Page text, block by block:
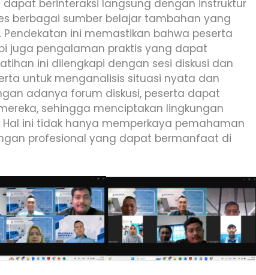
berinteraksi langsung dengan instruktur
berbagai sumber belajar tambahan yang
ini memastikan bahwa peserta
juga pengalaman praktis yang dapat
ini dilengkapi dengan sesi diskusi dan
untuk menganalisis situasi nyata dan
adanya forum diskusi, peserta dapat
sehingga menciptakan lingkungan
ini tidak hanya memperkaya pemahaman
profesional yang dapat bermanfaat di